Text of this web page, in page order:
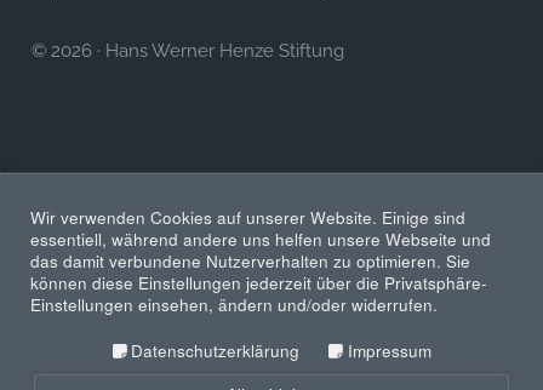
© 2026 · Hans Werner Henze Stiftung
Wir verwenden Cookies auf unserer Website. Einige sind
essentiell, während andere uns helfen unsere Webseite und
das damit verbundene Nutzerverhalten zu optimieren. Sie
können diese Einstellungen jederzeit über die Privatsphäre-
Einstellungen einsehen, ändern und/oder widerrufen.
Datenschutzerklärung
Impressum